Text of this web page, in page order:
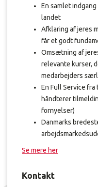
En samlet
landet
Afklaring af jeres
får et godt
Omsætning af
relevante kurser,
medarbejders
En Full Service
håndterer
fornyelser)
Danmarks
Se mere her
Kontakt